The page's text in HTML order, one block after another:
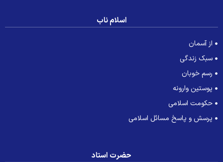
اسلام ناب
از آسمان
سبک زندگی
رسم خوبان
پوستین وارونه
حکومت اسلامی
پرسش و پاسخ مسائل اسلامی
حضرت استاد